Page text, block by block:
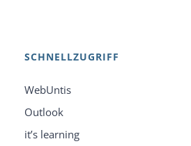
SCHNELLZUGRIFF
WebUntis
Outlook
it’s learning